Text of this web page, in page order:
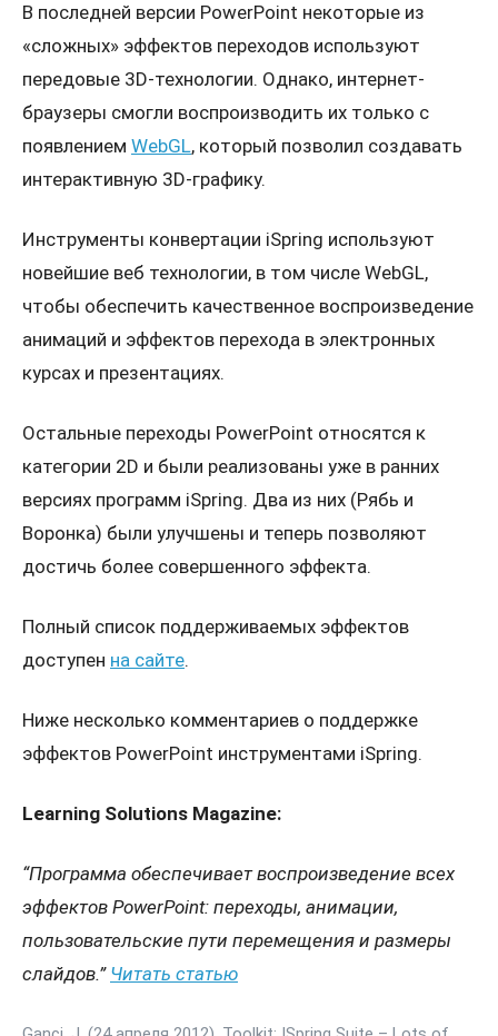
В последней версии PowerPoint некоторые из
«сложных» эффектов переходов используют
передовые 3D-технологии. Однако, интернет-
браузеры смогли воспроизводить их только с
появлением WebGL, который позволил создавать
интерактивную 3D-графику.
Инструменты конвертации iSpring используют
новейшие веб технологии, в том числе WebGL,
чтобы обеспечить качественное воспроизведение
анимаций и эффектов перехода в электронных
курсах и презентациях.
Остальные переходы PowerPoint относятся к
категории 2D и были реализованы уже в ранних
версиях программ iSpring. Два из них (Рябь и
Воронка) были улучшены и теперь позволяют
достичь более совершенного эффекта.
Полный список поддерживаемых эффектов
доступен на сайте.
Ниже несколько комментариев о поддержке
эффектов PowerPoint инструментами iSpring.
Learning Solutions Magazine:
“Программа обеспечивает воспроизведение всех
эффектов PowerPoint: переходы, анимации,
пользовательские пути перемещения и размеры
слайдов.” Читать статью